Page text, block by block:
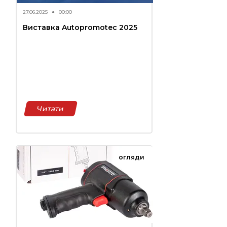
27.06.2025 ● 00:00
Виставка Autopromotec 2025
Читати
огляди